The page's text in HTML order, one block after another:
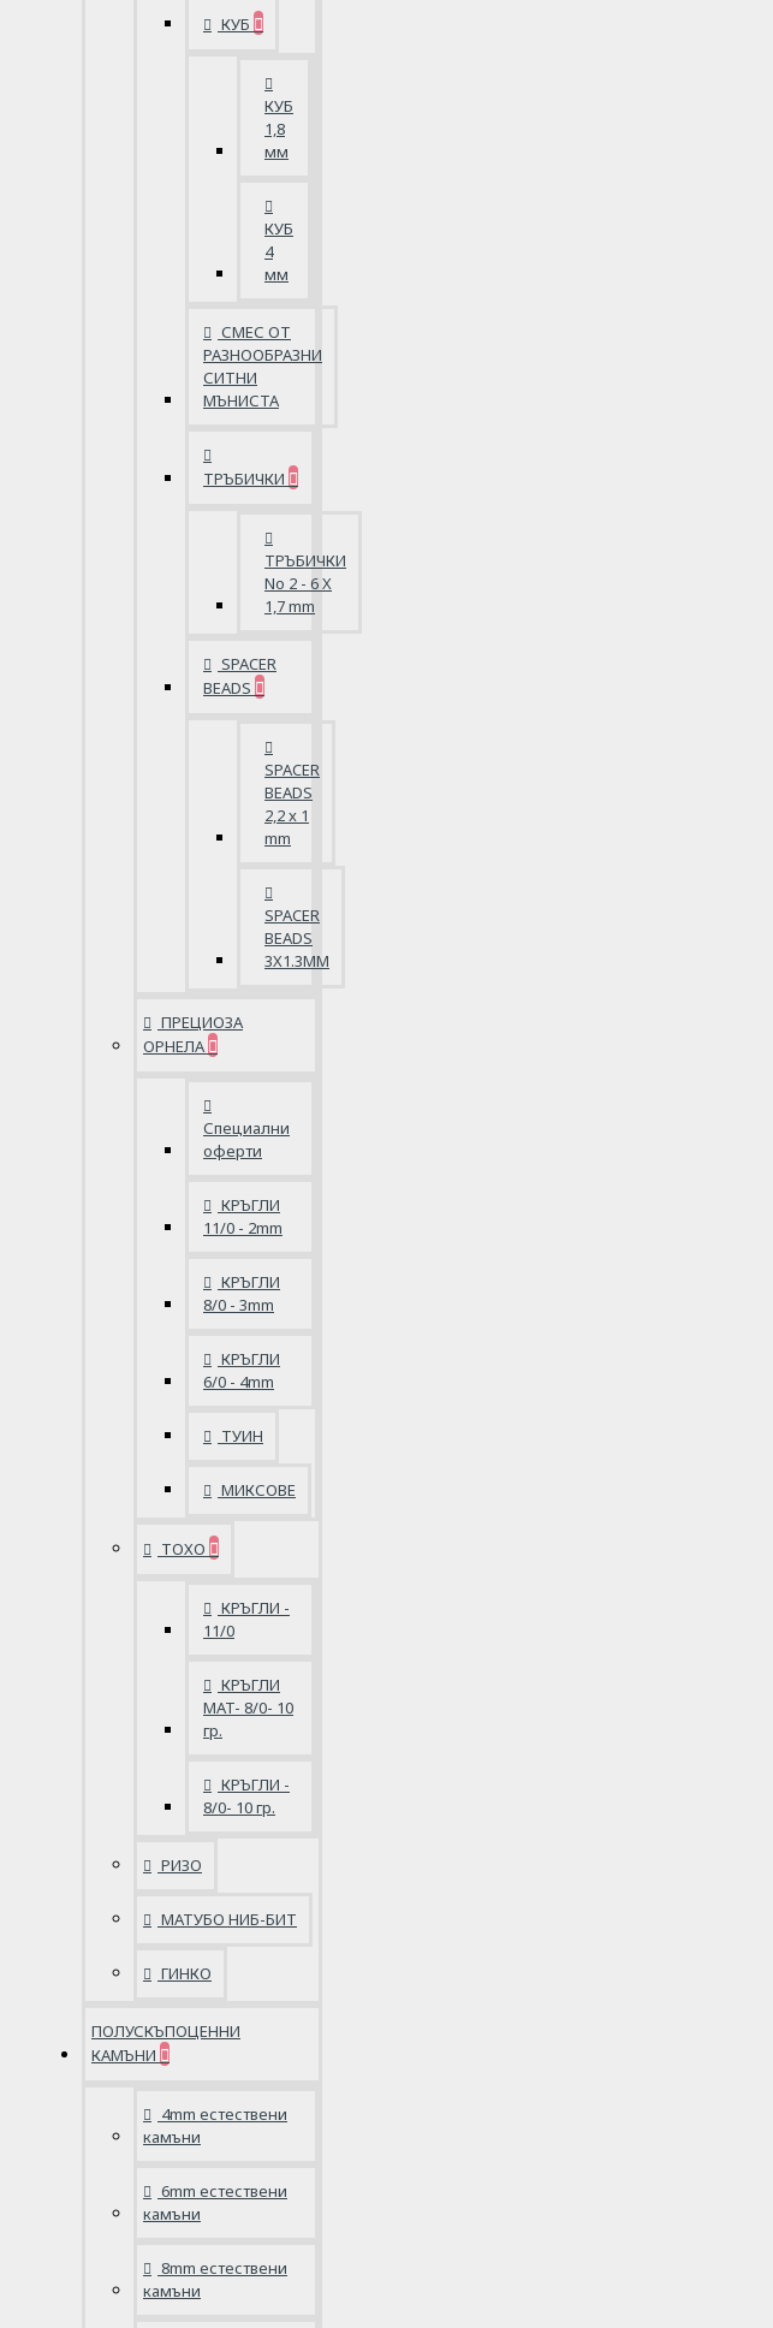
КУБ
КУБ
1,8
мм
КУБ
4
мм
СМЕС ОТ
РАЗНООБРАЗНИ
СИТНИ
МЪНИСТА
ТРЪБИЧКИ
ТРЪБИЧКИ
No 2 - 6 X
1,7 mm
SPACER
BEADS
SPACER
BEADS
2,2 x 1
mm
SPACER
BEADS
3X1.3MM
ПРЕЦИОЗА
ОРНЕЛА
Специални
оферти
КРЪГЛИ
11/0 - 2mm
КРЪГЛИ
8/0 - 3mm
КРЪГЛИ
6/0 - 4mm
ТУИН
МИКСОВЕ
ТОХО
КРЪГЛИ -
11/0
КРЪГЛИ
MAT- 8/0- 10
гр.
КРЪГЛИ -
8/0- 10 гр.
РИЗО
МАТУБО НИБ-БИТ
ГИНКО
ПОЛУСКЪПОЦЕННИ
КАМЪНИ
4mm естествени
камъни
6mm естествени
камъни
8mm естествени
камъни